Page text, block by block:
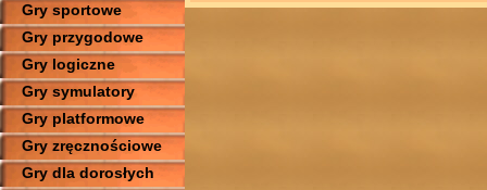
Gry sportowe
Gry przygodowe
Gry logiczne
Gry symulatory
Gry platformowe
Gry zręcznościowe
Gry dla dorosłych